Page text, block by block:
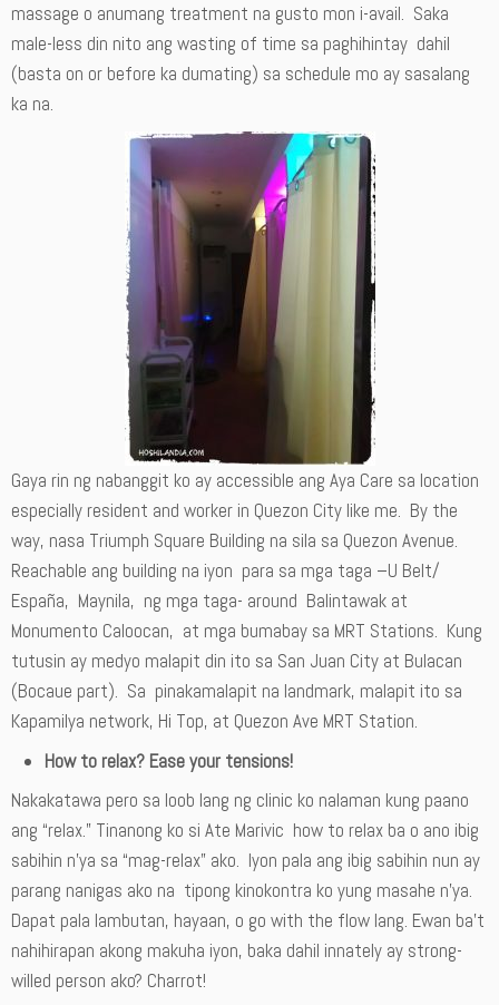
massage o anumang treatment na gusto mon i-avail. Saka
male-less din nito ang wasting of time sa paghihintay dahil
(basta on or before ka dumating) sa schedule mo ay sasalang
ka na.
Gaya rin ng nabanggit ko ay accessible ang Aya Care sa location
especially resident and worker in Quezon City like me. By the
way, nasa Triumph Square Building na sila sa Quezon Avenue.
Reachable ang building na iyon para sa mga taga –U Belt/
España, Maynila, ng mga taga- around Balintawak at
Monumento Caloocan, at mga bumabay sa MRT Stations. Kung
tutusin ay medyo malapit din ito sa San Juan City at Bulacan
(Bocaue part). Sa pinakamalapit na landmark, malapit ito sa
Kapamilya network, Hi Top, at Quezon Ave MRT Station.
How to relax? Ease your tensions!
Nakakatawa pero sa loob lang ng clinic ko nalaman kung paano
ang “relax.” Tinanong ko si Ate Marivic how to relax ba o ano ibig
sabihin n’ya sa “mag-relax” ako. Iyon pala ang ibig sabihin nun ay
parang nanigas ako na tipong kinokontra ko yung masahe n’ya.
Dapat pala lambutan, hayaan, o go with the flow lang. Ewan ba’t
nahihirapan akong makuha iyon, baka dahil innately ay strong-
willed person ako? Charrot!